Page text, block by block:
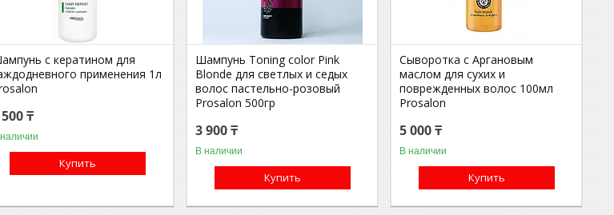
с кератином для
применения 1л
₸
Купить
Шампунь Toning color Pink
Blonde для светлых и седых
волос пастельно-розовый
Prosalon 500гр
3 900 ₸
В наличии
Купить
Сыворотка с Аргановым
маслом для сухих и
поврежденных волос 100мл
Prosalon
5 000 ₸
В наличии
Купить